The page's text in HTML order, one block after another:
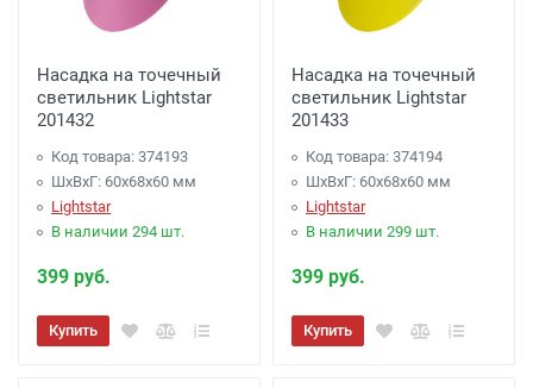
Насадка на точечный
светильник Lightstar
201432
Код товара: 374193
ШхВхГ: 60x68x60 мм
Lightstar
В наличии 294 шт.
399 руб.
Купить
Насадка на точечный
светильник Lightstar
201433
Код товара: 374194
ШхВхГ: 60x68x60 мм
Lightstar
В наличии 299 шт.
399 руб.
Купить